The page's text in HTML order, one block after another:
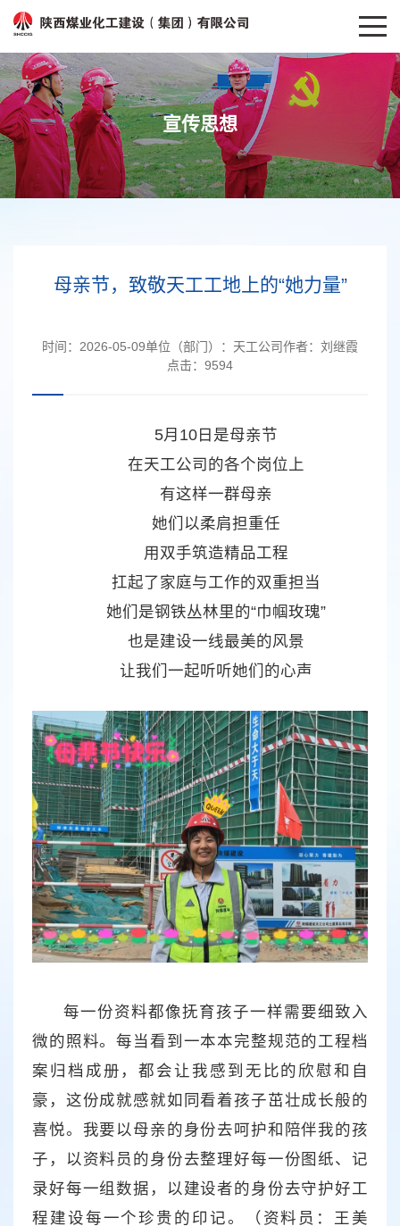
宣传思想
母亲节，致敬天工工地上的“她力量”
时间： 2026-05-09单位（部门）： 天工公司作者： 刘继霞
点击： 9594
5月10日是母亲节
在天工公司的各个岗位上
有这样一群母亲
她们以柔肩担重任
用双手筑造精品工程
扛起了家庭与工作的双重担当
她们是钢铁丛林里的“巾帼玫瑰”
也是建设一线最美的风景
让我们一起听听她们的心声
每一份资料都像抚育孩子一样需要细致入
微的照料。每当看到一本本完整规范的工程档
案归档成册，都会让我感到无比的欣慰和自
豪，这份成就感就如同看着孩子茁壮成长般的
喜悦。我要以母亲的身份去呵护和陪伴我的孩
子，以资料员的身份去整理好每一份图纸、记
录好每一组数据，以建设者的身份去守护好工
程建设每一个珍贵的印记。（资料员：王美